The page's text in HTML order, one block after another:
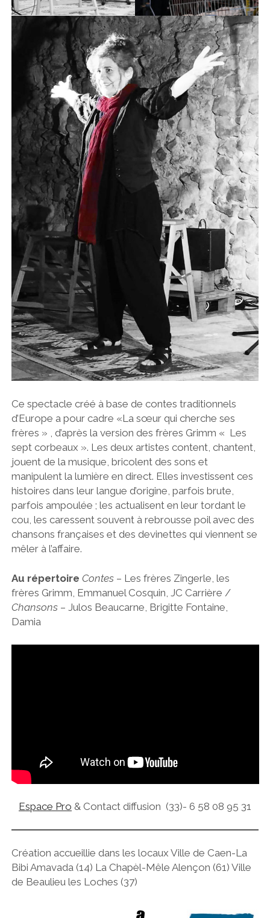
Ce spectacle créé à base de contes traditionnels
d’Europe a pour cadre «La sœur qui cherche ses
frères » , d’après la version des frères Grimm « Les
sept corbeaux ». Les deux artistes content, chantent,
jouent de la musique, bricolent des sons et
manipulent la lumière en direct. Elles investissent ces
histoires dans leur langue d’origine, parfois brute,
parfois ampoulée ; les actualisent en leur tordant le
cou, les caressent souvent à rebrousse poil avec des
chansons françaises et des devinettes qui viennent se
mêler à l’affaire.
Au répertoire Contes– Les frères Zingerle, les
frères Grimm, Emmanuel Cosquin, JC Carrière /
Chansons – Julos Beaucarne, Brigitte Fontaine,
Damia
Espace Pro & Contact diffusion (33)- 6 58 08 95 31
Création accueillie dans les locaux Ville de Caen-La
Bibi Amavada (14) La Chapèl-Mêle Alençon (61) Ville
de Beaulieu les Loches (37)